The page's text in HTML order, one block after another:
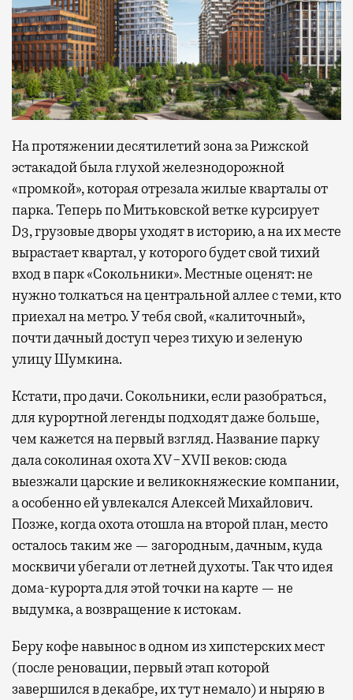
На протяжении десятилетий зона за Рижской
эстакадой была глухой железнодорожной
«промкой», которая отрезала жилые кварталы от
парка. Теперь по Митьковской ветке курсирует
D3, грузовые дворы уходят в историю, а на их месте
вырастает квартал, у которого будет свой тихий
вход в парк «Сокольники». Местные оценят: не
нужно толкаться на центральной аллее с теми, кто
приехал на метро. У тебя свой, «калиточный»,
почти дачный доступ через тихую и зеленую
улицу Шумкина.
Кстати, про дачи. Сокольники, если разобраться,
для курортной легенды подходят даже больше,
чем кажется на первый взгляд. Название парку
дала соколиная охота XV−XVII веков: сюда
выезжали царские и великокняжеские компании,
а особенно ей увлекался Алексей Михайлович.
Позже, когда охота отошла на второй план, место
осталось таким же — загородным, дачным, куда
москвичи убегали от летней духоты. Так что идея
дома-курорта для этой точки на карте — не
выдумка, а возвращение к истокам.
Беру кофе навынос в одном из хипстерских мест
(после реновации, первый этап которой
завершился в декабре, их тут немало) и ныряю в